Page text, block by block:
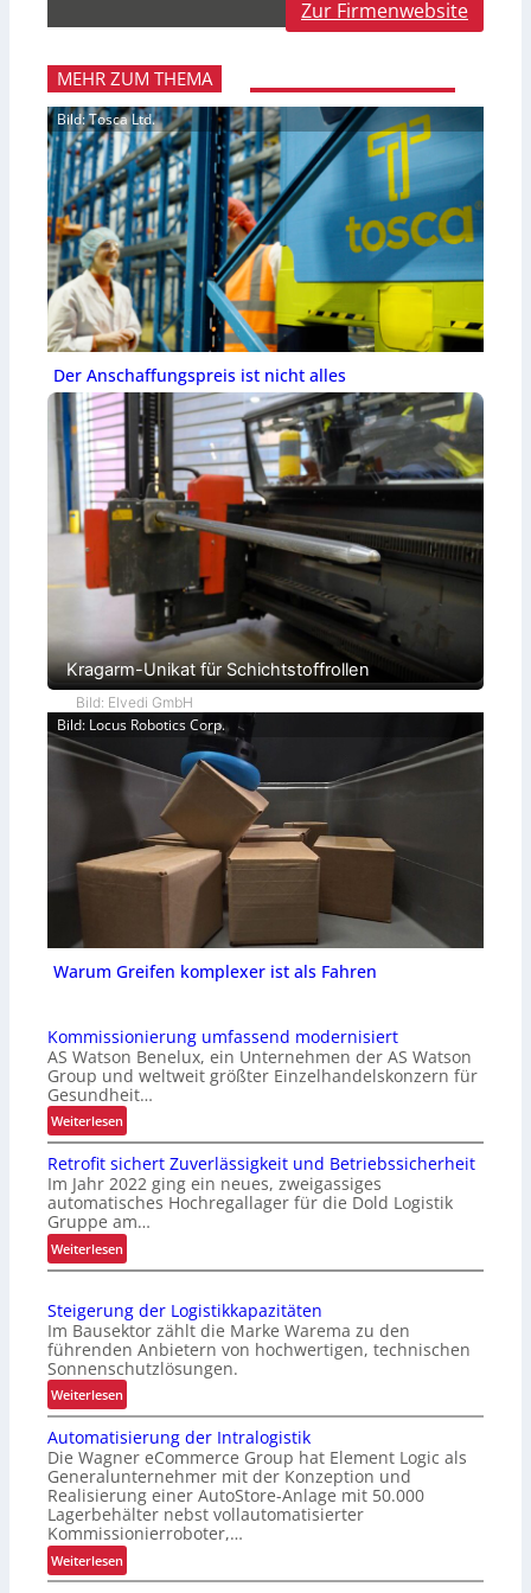
Zur Firmenwebsite
MEHR ZUM THEMA
Bild: Tosca Ltd.
Der Anschaffungspreis ist nicht alles
Kragarm-Unikat für Schichtstoffrollen
Bild: Elvedi GmbH
Bild: Locus Robotics Corp.
Warum Greifen komplexer ist als Fahren
Kommissionierung umfassend modernisiert
AS Watson Benelux, ein Unternehmen der AS Watson
Group und weltweit größter Einzelhandelskonzern für
Gesundheit…
Weiterlesen:
K
o
m
m
i
s
s
o
n
i
r
u
n
g
u
m
f
a
Retrofit sichert Zuverlässigkeit und Betriebssicherheit
Im Jahr 2022 ging ein neues, zweigassiges
automatisches Hochregallager für die Dold Logistik
Gruppe am…
Weiterlesen:
R
t
r
o
f
i
i
c
h
e
r
t
Steigerung der Logistikkapazitäten
Im Bausektor zählt die Marke Warema zu den
führenden Anbietern von hochwertigen, technischen
Sonnenschutzlösungen.
Weiterlesen:
S
t
e
i
g
e
r
u
Automatisierung der Intralogistik
Die Wagner eCommerce Group hat Element Logic als
Generalunternehmer mit der Konzeption und
Realisierung einer AutoStore-Anlage mit 50.000
Lagerbehälter nebst vollautomatisierter
Kommissionierroboter,…
Weiterlesen:
A